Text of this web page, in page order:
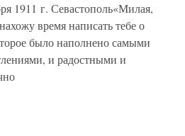
1911 г. Севастополь«Милая,
время написать тебе о
было наполнено самыми
и радостными и